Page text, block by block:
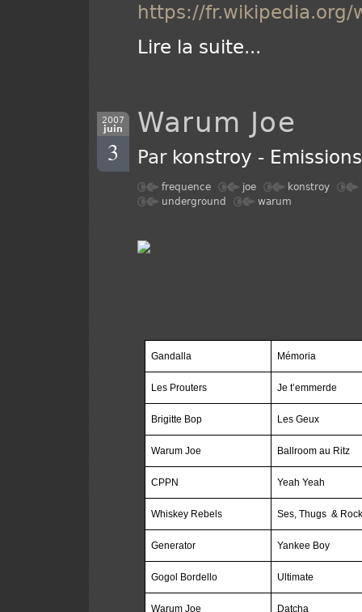
https://fr.wikipedia.org/
Lire la suite...
2007
juin
3
Warum Joe
Par konstroy -
frequence joe konstroy
underground
warum
Gandalla Mémoria
Les Prouters Je t’emmerde
Brigitte Bop Les Geux
Warum Joe Ballroom au Ritz
CPPN Yeah Yeah
Whiskey Rebels Ses, Thugs &
Generator Yankee Boy
Gogol Bordello Ultimate
Warum Joe Datcha